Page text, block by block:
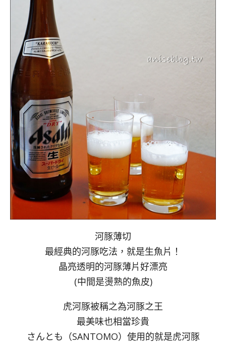
河豚薄切
最經典的河豚吃法，就是生魚片！
晶亮透明的河豚薄片好漂亮
(中間是燙熟的魚皮)
虎河豚被稱之為河豚之王
最美味也相當珍貴
さんとも（SANTOMO）使用的就是虎河豚